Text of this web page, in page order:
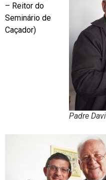
Padre
– Reitor do
Seminário de
Caçador)